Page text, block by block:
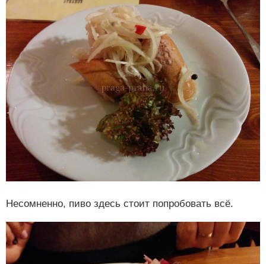
Несомненно, пиво здесь стоит попробовать всё.